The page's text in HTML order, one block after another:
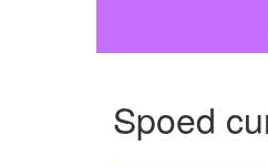
Spoed